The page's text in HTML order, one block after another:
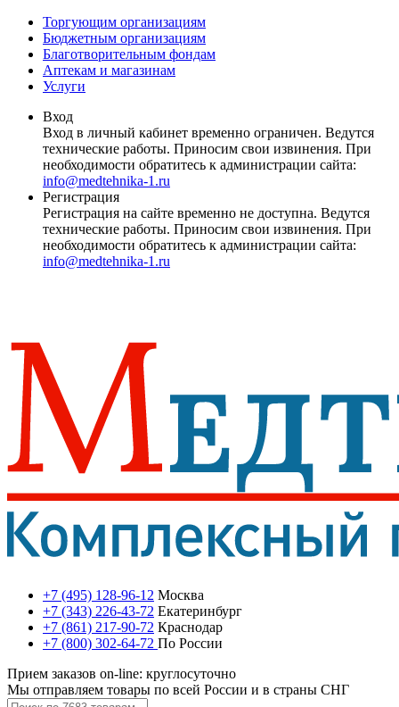
Торгующим организациям
Бюджетным организациям
Благотворительным фондам
Аптекам и магазинам
Услуги
Вход
Вход в личный кабинет временно ограничен. Ведутся
технические работы. Приносим свои извинения. При
необходимости обратитесь к администрации сайта:
info@medtehnika-1.ru
Регистрация
Регистрация на сайте временно не доступна. Ведутся
технические работы. Приносим свои извинения. При
необходимости обратитесь к администрации сайта:
info@medtehnika-1.ru
+7 (495) 128-96-12 Москва
+7 (343) 226-43-72 Екатеринбург
+7 (861) 217-90-72 Краснодар
+7 (800) 302-64-72 По России
Прием заказов on-line: круглосуточно
Мы отправляем товары по всей России и в страны СНГ